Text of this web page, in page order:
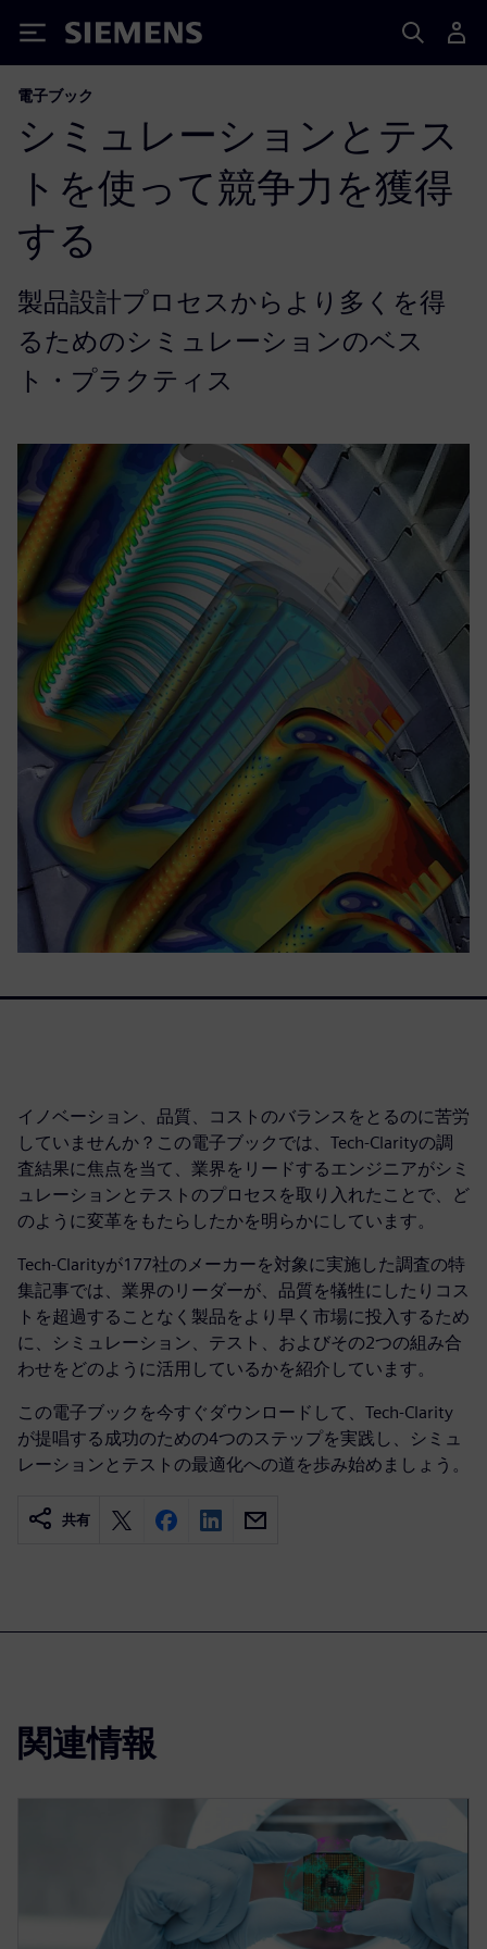
Siemens
電子ブック
シミュレーションとテス
トを使って競争力を獲得
する
製品設計プロセスからより多くを得
るためのシミュレーションのベス
ト・プラクティス
イノベーション、品質、コストのバランスをとるのに苦労
していませんか？この電子ブックでは、Tech-Clarityの調
査結果に焦点を当て、業界をリードするエンジニアがシミ
ュレーションとテストのプロセスを取り入れたことで、ど
のように変革をもたらしたかを明らかにしています。
Tech-Clarityが177社のメーカーを対象に実施した調査の特
集記事では、業界のリーダーが、品質を犠牲にしたりコス
トを超過することなく製品をより早く市場に投入するため
に、シミュレーション、テスト、およびその2つの組み合
わせをどのように活用しているかを紹介しています。
この電子ブックを今すぐダウンロードして、Tech-Clarity
が提唱する成功のための4つのステップを実践し、シミュ
レーションとテストの最適化への道を歩み始めましょう。
共有
関連情報